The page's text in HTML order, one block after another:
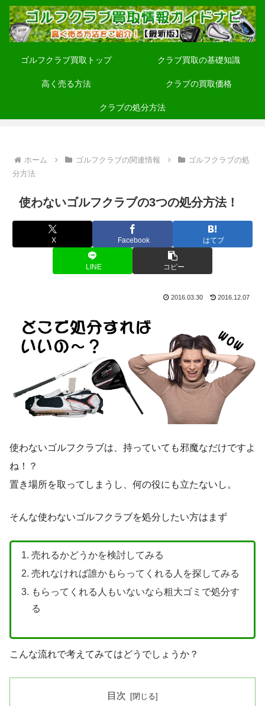
ゴルフクラブ買取トップ クラブ買取の基礎知識
高く売る方法 クラブの買取価格
クラブの処分方法
ホーム ゴルフクラブの関連情報
ゴルフクラブの処
分方法
使わないゴルフクラブの3つの処分方法！
X Facebook はてブ
LINE コピー
2016.03.30 2016.12.07
使わないゴルフクラブは、持っていても邪魔なだけですよ
ね！？
置き場所を取ってしまうし、何の役にも立たないし。
そんな使わないゴルフクラブを処分したい方はまず
売れるかどうかを検討してみる
売れなければ誰かもらってくれる人を探してみる
もらってくれる人もいないなら粗大ゴミで処分す
る
こんな流れで考えてみてはどうでしょうか？
目次